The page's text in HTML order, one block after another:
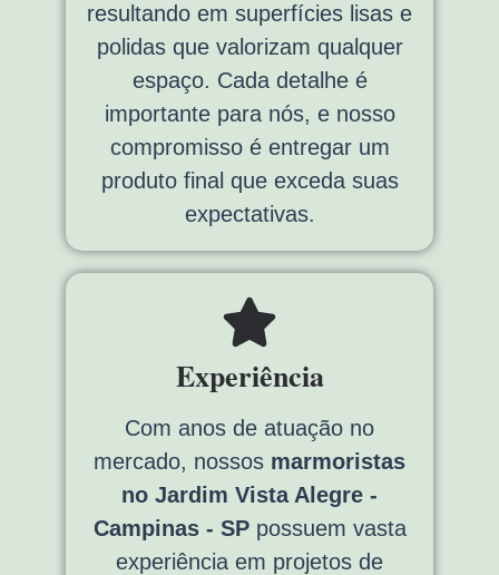
resultando em superfícies lisas e
polidas que valorizam qualquer
espaço. Cada detalhe é
importante para nós, e nosso
compromisso é entregar um
produto final que exceda suas
expectativas.
Experiência
Com anos de atuação no
mercado, nossos marmoristas
no Jardim Vista Alegre -
Campinas - SPpossuem vasta
experiência em projetos de